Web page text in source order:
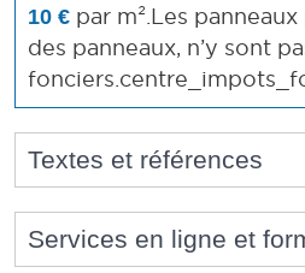
10 € par m².Les
des panneaux, n’y sont
Textes et références
Services en ligne et